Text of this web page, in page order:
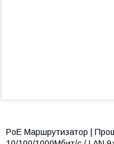
PoE Маршрутизатор |